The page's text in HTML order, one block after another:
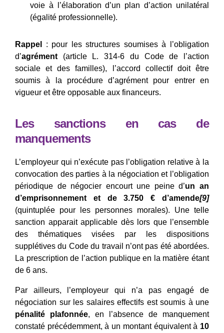
voie à l’élaboration d’un plan d’action unilatéral
(égalité professionnelle).
Rappel : pour les structures soumises à l’obligation
d’agrément (article L. 314-6 du Code de l’action
sociale et des familles), l’accord collectif doit être
soumis à la procédure d’agrément pour entrer en
vigueur et être opposable aux financeurs.
Les sanctions en cas de
manquements
L’employeur qui n’exécute pas l’obligation relative à la
convocation des parties à la négociation et l’obligation
périodique de négocier encourt une peine d’un an
d’emprisonnement et de 3.750 € d’amende[9]
(quintuplée pour les personnes morales). Une telle
sanction apparait applicable dès lors que l’ensemble
des thématiques visées par les dispositions
supplétives du Code du travail n’ont pas été abordées.
La prescription de l’action publique en la matière étant
de 6 ans.
Par ailleurs, l’employeur qui n’a pas engagé de
négociation sur les salaires effectifs est soumis à une
pénalité plafonnée, en l’absence de manquement
constaté précédemment, à un montant équivalent à 10